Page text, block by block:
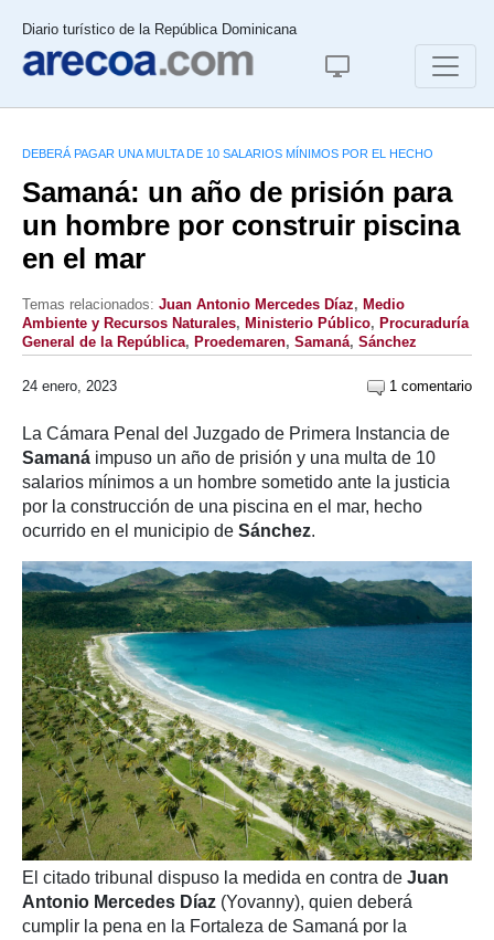
Diario turístico de la República Dominicana
DEBERÁ PAGAR UNA MULTA DE 10 SALARIOS MÍNIMOS POR EL HECHO
Samaná: un año de prisión para
un hombre por construir piscina
en el mar
Temas relacionados: Juan Antonio Mercedes Díaz, Medio
Ambiente y Recursos Naturales, Ministerio Público, Procuraduría
General de la República, Proedemaren, Samaná, Sánchez
24 enero, 2023 1 comentario
La Cámara Penal del Juzgado de Primera Instancia de
Samaná impuso un año de prisión y una multa de 10
salarios mínimos a un hombre sometido ante la justicia
por la construcción de una piscina en el mar, hecho
ocurrido en el municipio de Sánchez.
El citado tribunal dispuso la medida en contra de Juan
Antonio Mercedes Díaz (Yovanny), quien deberá
cumplir la pena en la Fortaleza de Samaná por la